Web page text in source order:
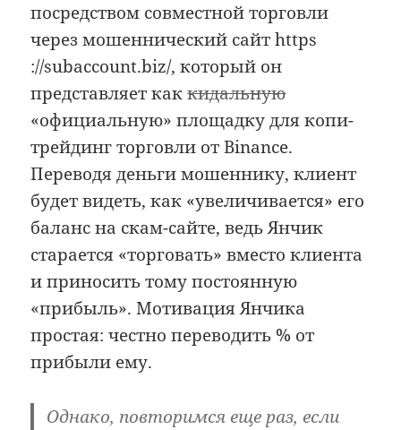
посредством совместной торговли
через мошеннический сайт https
://subaccount.biz/, который он
представляет каккидальную
«официальную» площадку для копи-
трейдинг торговли от Binance.
Переводя деньги мошеннику, клиент
будет видеть, как «увеличивается» его
баланс на скам-сайте, ведь Янчик
старается «торговать» вместо клиента
и приносить тому постоянную
«прибыль». Мотивация Янчика
простая: честно переводить % от
прибыли ему.
Однако, повторимся еще раз, если